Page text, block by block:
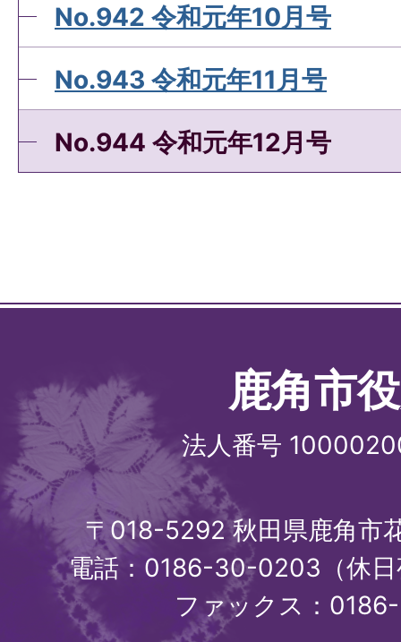
No.942 令和元年10月号
No.943 令和元年11月号
No.944 令和元年12月号
鹿角市
法人番号
〒018-5292 秋田県鹿角市
電話：0186-30-0203（休
ファックス：